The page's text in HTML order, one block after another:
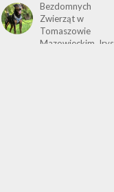
Mazowieckim
zaprasza w środku
lata na łyżwy!